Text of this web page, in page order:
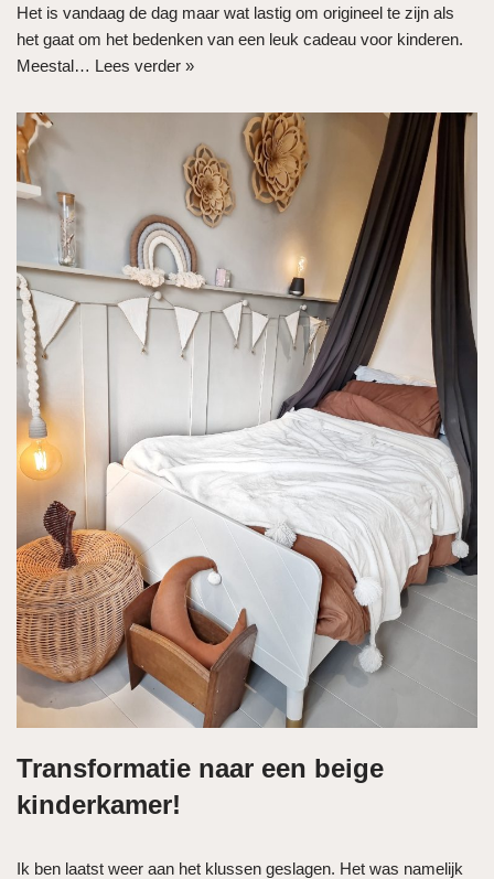
Het is vandaag de dag maar wat lastig om origineel te zijn als
het gaat om het bedenken van een leuk cadeau voor kinderen.
Meestal… Lees verder »
Transformatie naar een beige
kinderkamer!
Ik ben laatst weer aan het klussen geslagen. Het was namelijk